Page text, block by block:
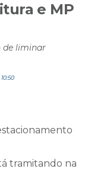
e MP
de liminar
tramitando na